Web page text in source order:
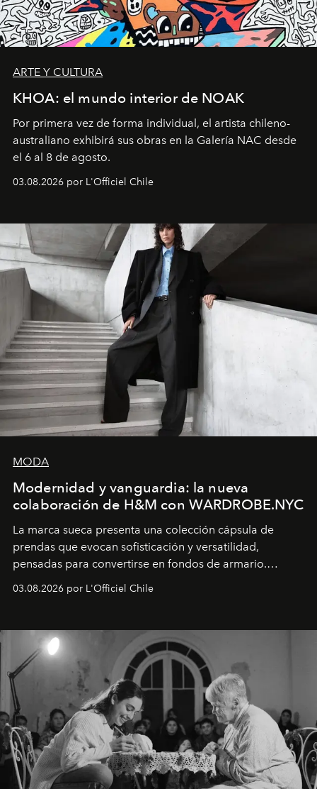
ARTE Y CULTURA
KHOA: el mundo interior de NOAK
Por primera vez de forma individual, el artista chileno-
australiano exhibirá sus obras en la Galería NAC desde
el 6 al 8 de agosto.
03.08.2026 por L'Officiel Chile
MODA
Modernidad y vanguardia: la nueva
colaboración de H&M con WARDROBE.NYC
La marca sueca presenta una colección cápsula de
prendas que evocan sofisticación y versatilidad,
pensadas para convertirse en fondos de armario.
Disponible en Chile desde el 6 de agosto.
03.08.2026 por L'Officiel Chile